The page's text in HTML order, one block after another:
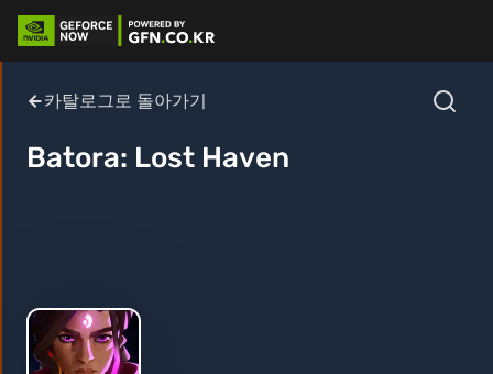
카탈로그로 돌아가기
Batora: Lost Haven